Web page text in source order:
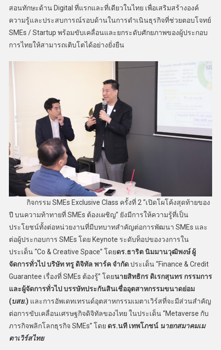
สอนทักษะด้าน Digital ที่แรกและที่เดียวในไทย เพื่อเสริมสร้างองค์
ความรู้และประสบการณ์รอบด้านในการดำเนินธุรกิจที่ช่วยตอบโจทย์
SMEs / Startup พร้อมขับเคลื่อนและยกระดับศักยภาพของผู้ประกอบ
การไทยให้สามารถเติบโตได้อย่างยั่งยืน
กิจกรรม SMEs Exclusive Class ครั้งที่ 2 “เปิดโผโค้งสุดท้ายของ
ปี บนความท้าทายที่ SMEs ต้องเผชิญ” ยังมีการให้ความรู้ที่เป็น
ประโยชน์ทั้งต่อหน่วยงานที่มีบทบาทสำคัญต่อการพัฒนา SMEs และ
ต่อผู้ประกอบการ SMEs โดย Keynote ระดับท็อปของวงการใน
ประเด็น “Co & Creative Space” โดยดร.ธาริต นิมมานวุฒิพงษ์ ผู้
จัดการทั่วไป บริษัท ทรู ดิจิทัล พาร์ค จำกัดประเด็น “Finance & Credit
Guarantee เรื่องที่ SMEs ต้องรู้” โดยนายสิทธิกร ดิเรกสุนทร กรรมการ
และผู้จัดการทั่วไป บรรษัทประกันสินเชื่ออุตสาหกรรมขนาดย่อม
(บสย.) และการอัพเดทเทรนด์อุตสาหกรรมเมตาเวิร์สที่จะมีส่วนสำคัญ
ต่อการขับเคลื่อนเศรษฐกิจดิจิทัลของไทย ในประเด็น “Metaverse กับ
ภารกิจพลิกโลกธุรกิจ SMEs” โดย ดร.นที เทพโภชน์ นายกสมาคมเม
ตาเวิร์สไทย